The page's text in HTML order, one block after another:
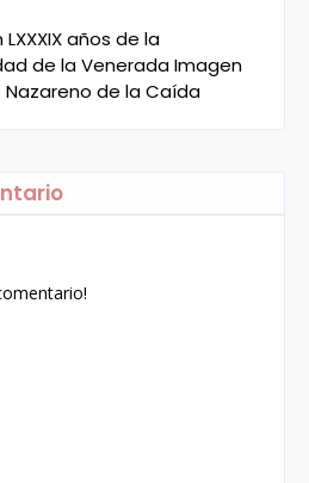
años de la
de la Venerada Imagen
Nazareno de la Caída